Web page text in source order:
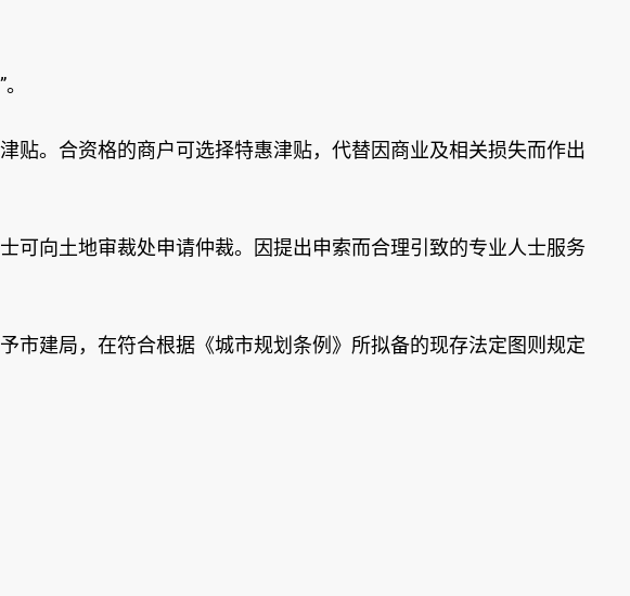
贴。合资格的商户可选择特惠津贴，代替因商业及相关损失而作出
可向土地审裁处申请仲裁。因提出申索而合理引致的专业人士服务
市建局，在符合根据《城市规划条例》所拟备的现存法定图则规定